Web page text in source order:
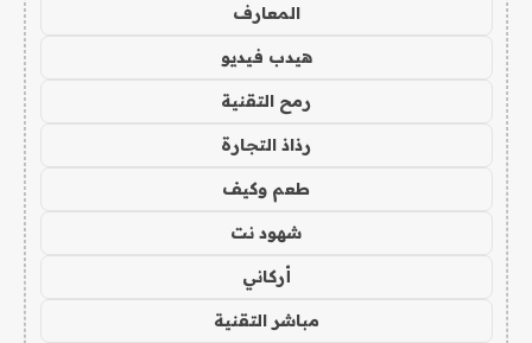
المعارف
هيدب فيديو
رمح التقنية
رذاذ التجارة
طعم وكيف
شهود نت
أركاني
مباشر التقنية